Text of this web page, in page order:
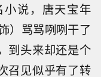
说，唐天宝年
）骂骂咧咧干了
到头来却还是个
召见似乎有了转